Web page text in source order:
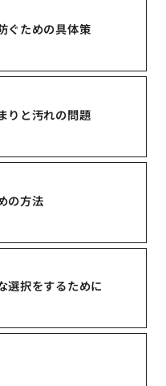
ぐための具体策
りと汚れの問題
の方法
選択をするために